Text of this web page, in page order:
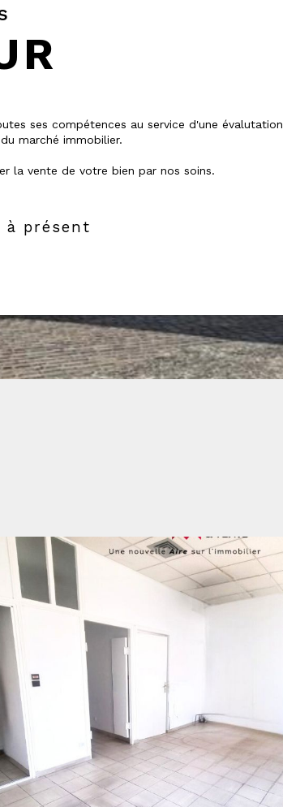
ses compétences au service d'une évalutation
marché immobilier.
la vente de votre bien par nos soins.
à présent